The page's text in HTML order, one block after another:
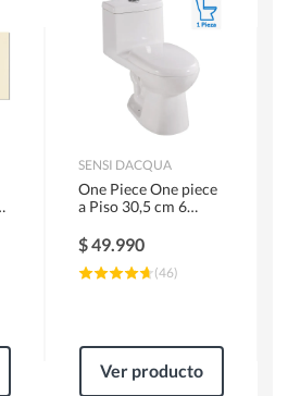
SENSI DACQUA
One Piece One piece
a Piso 30,5 cm 6
$49.990
(46)
Ver producto